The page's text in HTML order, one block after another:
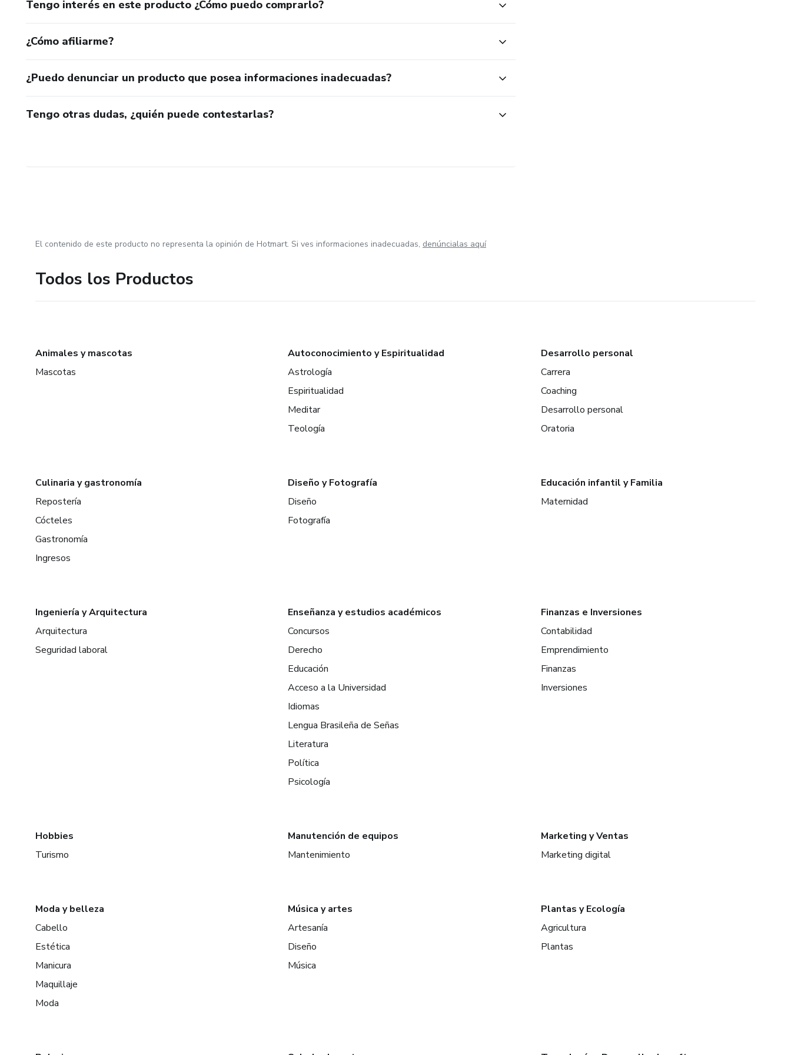
📩 Al adquirirlo, puedes escribirme y con gusto te agrego a mi lista personal de oración. ¡No
estás solo!
Tengo interés en este producto ¿Cómo puedo comprarlo?
¿Cómo afiliarme?
¿Puedo denunciar un producto que posea informaciones inadecuadas?
Tengo otras dudas, ¿quién puede contestarlas?
El contenido de este producto no representa la opinión de Hotmart. Si ves informaciones inadecuadas, denúncialas aquí
Todos los Productos
Animales y mascotas
Mascotas
Autoconocimiento y Espiritualidad
Astrología
Espiritualidad
Meditar
Teología
Desarrollo personal
Carrera
Coaching
Desarrollo personal
Oratoria
Culinaria y gastronomía
Repostería
Cócteles
Gastronomía
Ingresos
Diseño y Fotografía
Diseño
Fotografía
Educación infantil y Familia
Maternidad
Ingeniería y Arquitectura
Arquitectura
Seguridad laboral
Enseñanza y estudios académicos
Concursos
Derecho
Educación
Acceso a la Universidad
Idiomas
Lengua Brasileña de Señas
Literatura
Política
Psicología
Finanzas e Inversiones
Contabilidad
Emprendimiento
Finanzas
Inversiones
Hobbies
Turismo
Manutención de equipos
Mantenimiento
Marketing y Ventas
Marketing digital
Moda y belleza
Cabello
Estética
Manicura
Maquillaje
Moda
Música y artes
Artesanía
Diseño
Música
Plantas y Ecología
Agricultura
Plantas